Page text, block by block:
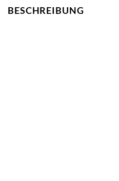
BESCHREIBUNG